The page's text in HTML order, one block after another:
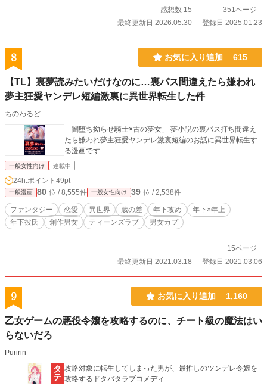
感想数 15
351ページ
最終更新日 2026.05.30
登録日 2025.01.23
8 お気に入り追加 615
【TL】裏夢読みたいだけなのに…裏パス間違えたら嫌われ
夢主狂愛ヤンデレ短編激裏に異世界転生した件
ちのわるど
「闇堕ち拗らせ騎士×古の夢女」 夢小説の裏パス打ち間違え
たら嫌われ夢主狂愛ヤンデレ激裏短編のお話に異世界転生す
る漫画です
一般女性向け 連載中
24h.ポイント 49pt
一般漫画 80 位 / 8,555件 一般女性向け 39 位 / 2,538件
ファンタジー 恋愛 異世界 歳の差 年下攻め
年下×年上
年下彼氏
創作男女 ティーンズラブ 男女カプ
15ページ
最終更新日 2021.03.18
登録日 2021.03.06
9 お気に入り追加 1,160
乙女ゲームの悪役令嬢を攻略するのに、チート級の魔法はい
らないだろ
Puririn
攻略対象に転生してしまった男が、最推しのツンデレ令嬢を
攻略するドタバタラブコメディ